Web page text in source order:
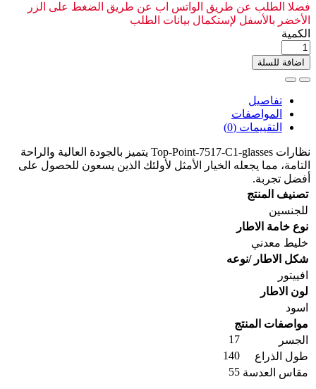
فضلا الطلب عن طريق الواتس اب عن طريق الضغط على الزر
الأخضر بالأسفل لإستكمال بيانات الطلب
الكمية
اضافة للسلة
تفاصيل
المواصفات
التقييمات (0)
نظارات Top-Point-7517-C1-glasses يتميز بالجودة العالية والراحة
التامة، مما يجعله الخيار الأمثل لأولئك الذين يسعون للحصول على
أفضل تجربة.
تصنيف المنتج
للجنسين
نوع خامة الاطار
خليط معدني
شكل الاطار /نوعه
افييتور
لون الاطار
اسود
مواصفات المنتج
الجسر
17
طول الذراع
140
مقاس العدسة 55